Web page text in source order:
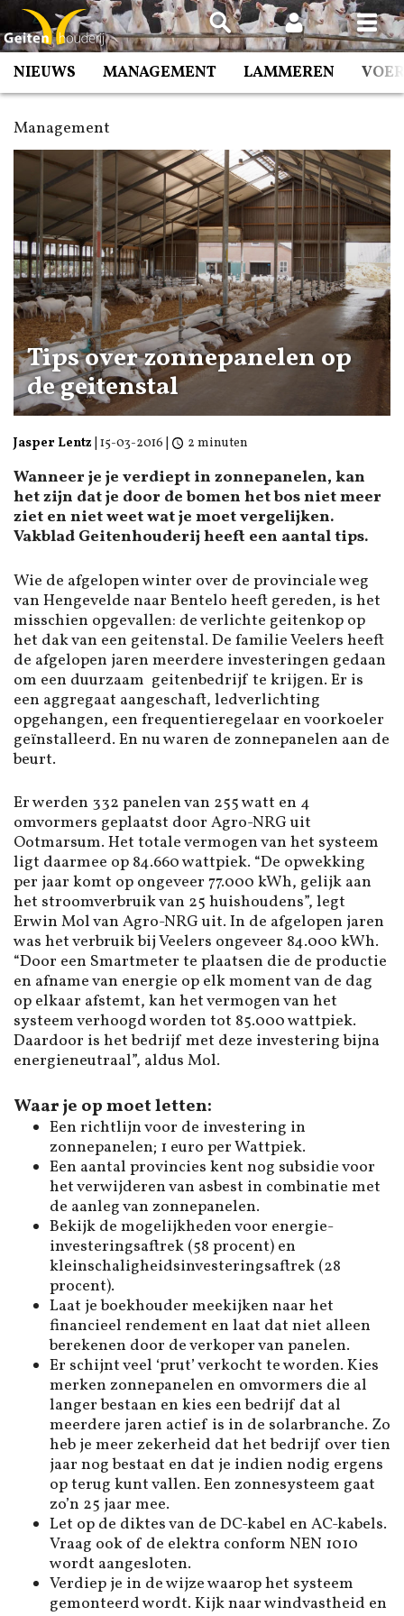
Spring
naar
inhoud
NIEUWS MANAGEMENT LAMMEREN
Management
Tips over zonnepanelen op
de geitenstal
Jasper Lentz 15-03-2016 2 minuten
Wanneer je je verdiept in zonnepanelen, kan
het zijn dat je door de bomen het bos niet meer
ziet en niet weet wat je moet vergelijken.
Vakblad Geitenhouderij heeft een aantal tips.
Wie de afgelopen winter over de provinciale weg
van Hengevelde naar Bentelo heeft gereden, is het
misschien opgevallen: de verlichte geitenkop op
het dak van een geitenstal. De familie Veelers heeft
de afgelopen jaren meerdere investeringen gedaan
om een duurzaam geitenbedrijf te krijgen. Er is
een aggregaat aangeschaft, ledverlichting
opgehangen, een frequentieregelaar en voorkoeler
geïnstalleerd. En nu waren de zonnepanelen aan de
beurt.
Er werden 332 panelen van 255 watt en 4
omvormers geplaatst door Agro-NRG uit
Ootmarsum. Het totale vermogen van het systeem
ligt daarmee op 84.660 wattpiek. “De opwekking
per jaar komt op ongeveer 77.000 kWh, gelijk aan
het stroomverbruik van 25 huishoudens”, legt
Erwin Mol van Agro-NRG uit. In de afgelopen jaren
was het verbruik bij Veelers ongeveer 84.000 kWh.
“Door een Smartmeter te plaatsen die de productie
en afname van energie op elk moment van de dag
op elkaar afstemt, kan het vermogen van het
systeem verhoogd worden tot 85.000 wattpiek.
Daardoor is het bedrijf met deze investering bijna
energieneutraal”, aldus Mol.
Waar je op moet letten:
Een richtlijn voor de investering in
zonnepanelen; 1 euro per Wattpiek.
Een aantal provincies kent nog subsidie voor
het verwijderen van asbest in combinatie met
de aanleg van zonnepanelen.
Bekijk de mogelijkheden voor energie-
investeringsaftrek (58 procent) en
kleinschaligheidsinvesteringsaftrek (28
procent).
Laat je boekhouder meekijken naar het
financieel rendement en laat dat niet alleen
berekenen door de verkoper van panelen.
Er schijnt veel ‘prut’ verkocht te worden. Kies
merken zonnepanelen en omvormers die al
langer bestaan en kies een bedrijf dat al
meerdere jaren actief is in de ­solarbranche. Zo
heb je meer zekerheid dat het bedrijf over tien
jaar nog bestaat en dat je indien nodig ergens
op terug kunt vallen. Een zonnesysteem gaat
zo’n 25 jaar mee.
Let op de diktes van de DC-kabel en AC-kabels.
Vraag ook of de elektra conform NEN 1010
wordt aangesloten.
Verdiep je in de wijze waarop het systeem
gemonteerd wordt. Kijk naar windvastheid en